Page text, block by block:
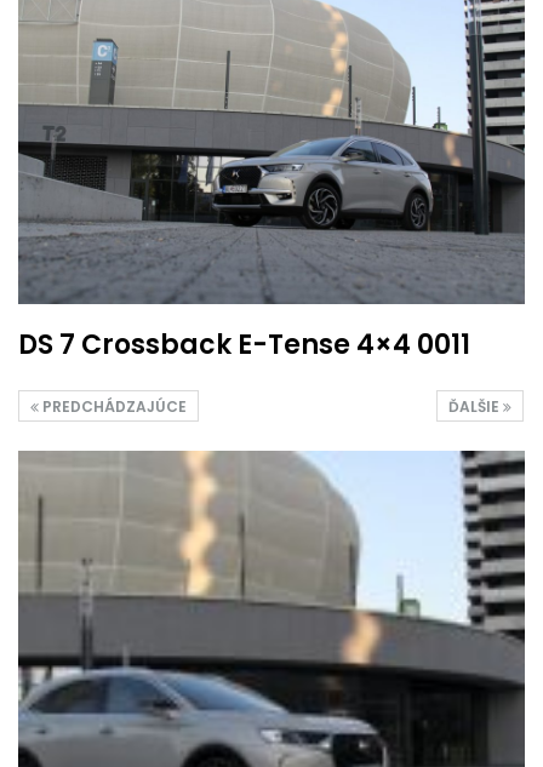
DS 7 Crossback E-Tense 4×4 0011
ĎALŠIE
PREDCHÁDZAJÚCE